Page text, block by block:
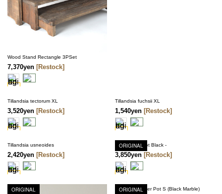
Wood Stand Rectangle 3PSet
7,370yen [Restock]
Tillandsia tectorum XL
3,520yen [Restock]
Tillandsia fuchsii XL
1,540yen [Restock]
Tillandsia usneoides
2,420yen [Restock]
ORIGINAL
Bud Vase - Dot Black -
3,850yen [Restock]
ORIGINAL ORIGINAL
Shaper Cylinder Pot S (Black Marble)